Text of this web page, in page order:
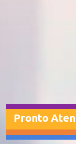
Pronto